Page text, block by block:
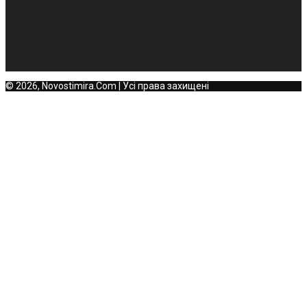
© 2026, Novostimira.Com | Усі права захищені